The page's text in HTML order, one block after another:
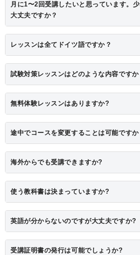
月に1〜2回受講したいと思っています。
大丈夫ですか？
レッスンは全てドイツ語ですか？
試験対策レッスンはどのような内容ですか
無料体験レッスンはありますか?
途中でコースを変更することは可能ですか
海外からでも受講できますか?
使う教科書は決まっていますか?
英語が分からないのですが大丈夫ですか?
受講証明書の発行は可能でしょうか?